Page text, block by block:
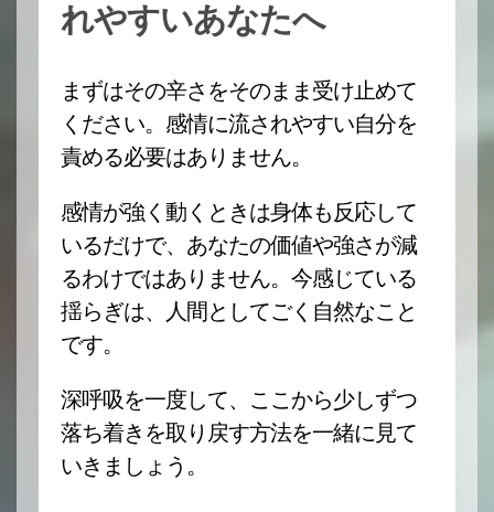
れやすいあなたへ
まずはその辛さをそのまま受け止めて
ください。感情に流されやすい自分を
責める必要はありません。
感情が強く動くときは身体も反応して
いるだけで、あなたの価値や強さが減
るわけではありません。今感じている
揺らぎは、人間としてごく自然なこと
です。
深呼吸を一度して、ここから少しずつ
落ち着きを取り戻す方法を一緒に見て
いきましょう。